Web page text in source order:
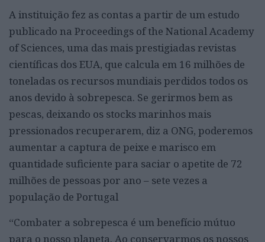
A instituição fez as contas a partir de um estudo
publicado na Proceedings of the National Academy
of Sciences, uma das mais prestigiadas revistas
científicas dos EUA, que calcula em 16 milhões de
toneladas os recursos mundiais perdidos todos os
anos devido à sobrepesca. Se gerirmos bem as
pescas, deixando os stocks marinhos mais
pressionados recuperarem, diz a ONG, poderemos
aumentar a captura de peixe e marisco em
quantidade suficiente para saciar o apetite de 72
milhões de pessoas por ano – sete vezes a
população de Portugal
“Combater a sobrepesca é um benefício mútuo
para o nosso planeta. Ao conservarmos os nossos